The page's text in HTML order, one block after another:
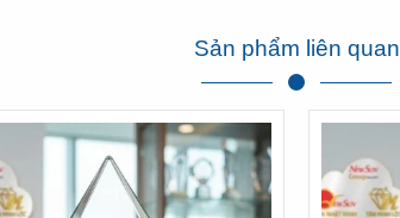
vòng 1-2h.
Sản phẩm liên quan